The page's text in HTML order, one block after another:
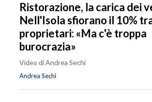
Ristorazione, la carica dei
Nell'Isola sfiorano il 10%
proprietari: «Ma c'è troppa
burocrazia»
Video di Andrea Sechi
Andrea Sechi